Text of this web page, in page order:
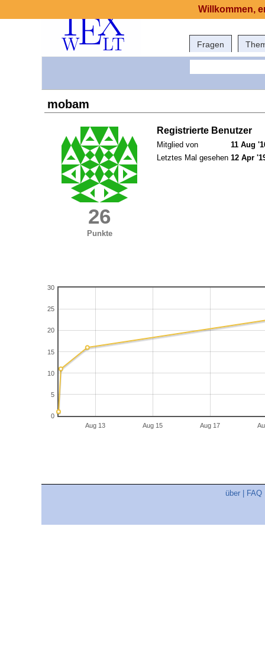
Fragen
mobam
26
Punkte
Registrierte Benutzer
Mitglied von
11 Aug
Letztes Mal gesehen 12 Apr
Aug 13 Aug 15 Aug 17
0
5
10
15
20
25
30
über FAQ
Willkommen,